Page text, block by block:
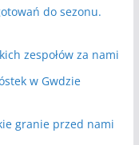
do sezonu.
zespołów za nami
w Gwdzie
granie przed nami